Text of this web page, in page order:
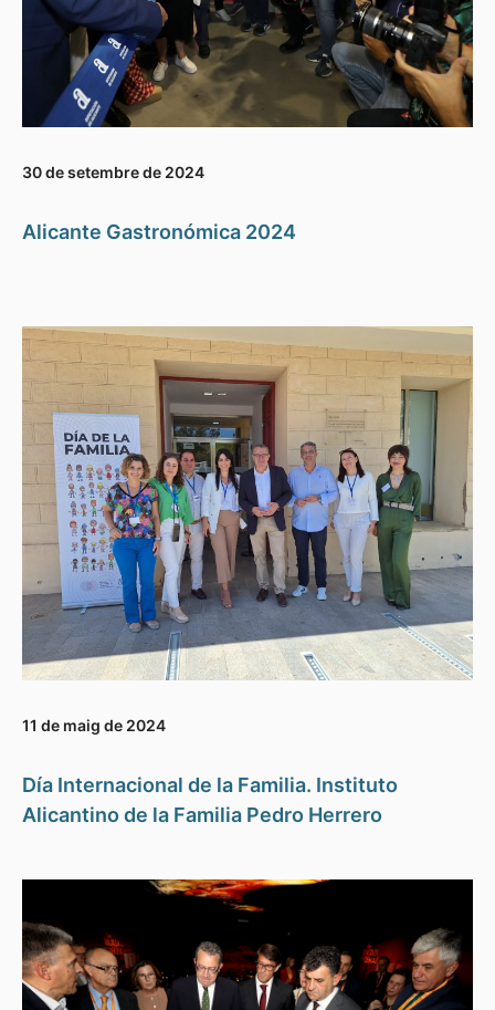
30 de setembre de 2024
Alicante Gastronómica 2024
11 de maig de 2024
Día Internacional de la Familia. Instituto
Alicantino de la Familia Pedro Herrero